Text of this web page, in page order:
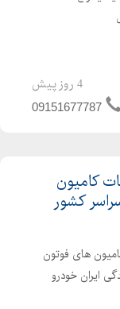
نارون.لوازم یدکی L300 لوازم جلوبندی ون
4 روز پیش
09151677787
کامیون
کشور
های فوتون
ایران خودرو